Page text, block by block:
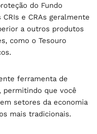
do Fundo
e CRAs geralmente
a outros produtos
como o Tesouro
ferramenta de
, permitindo que você
setores da economia
mais tradicionais.